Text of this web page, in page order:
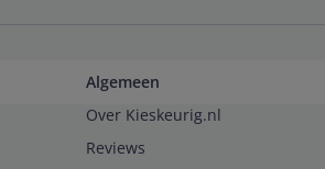
Algemeen
Over Kieskeurig.nl
Reviews